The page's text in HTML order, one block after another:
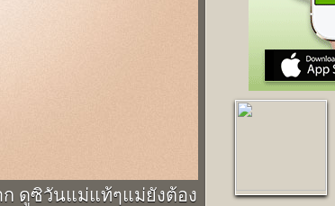
าก ดูซิวันแม่แท้ๆแม่ยังต้อง